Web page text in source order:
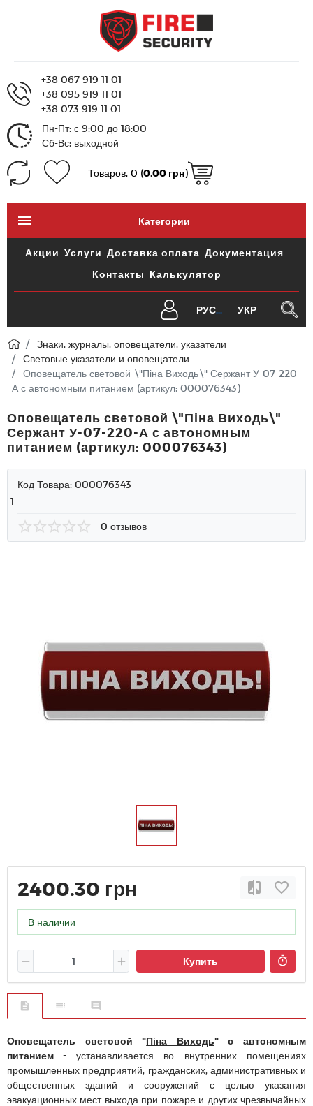
+38 067 919 11 01
+38 095 919 11 01
+38 073 919 11 01
Пн-Пт: с 9:00 до 18:00
Сб-Вс: выходной
Товаров, 0 (0.00 грн)
Категории
Акции Услуги Доставка оплата Документация
Контакты Калькулятор
РУС УКР
Знаки, журналы, оповещатели, указатели
Световые указатели и оповещатели
Оповещатель световой \"Піна Виходь\" Сержант У-07-220-
А с автономным питанием (артикул: 000076343)
Оповещатель световой \"Піна Виходь\"
Сержант У-07-220-А с автономным
питанием (артикул: 000076343)
Код Товара: 000076343
1
0 отзывов
2400.30 грн
В наличии
Купить
Оповещатель световой "Піна Виходь" с автономным
питанием - устанавливается во внутренних помещениях
промышленных предприятий, гражданских, административных и
общественных зданий и сооружений с целью указания
эвакуационных мест выхода при пожаре и других чрезвычайных